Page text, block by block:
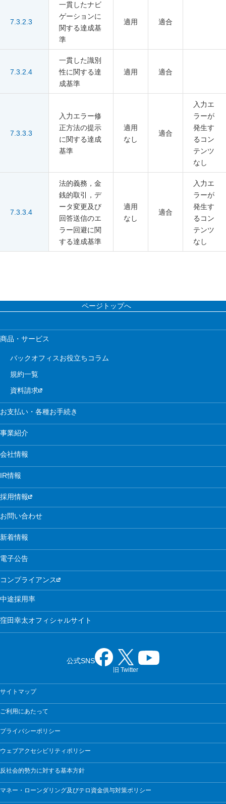
7.3.2.3
一貫したナビ
ゲーションに
関する達成基
準
適用 適合
7.3.2.4
一貫した識別
性に関する達
成基準
適用 適合
7.3.3.3
入力エラー修
正方法の提示
に関する達成
基準
適用
なし
適合
入力エ
ラーが
発生す
るコン
テンツ
なし
7.3.3.4
法的義務，金
銭的取引，デ
ータ変更及び
回答送信のエ
ラー回避に関
する達成基準
適用
なし
適合
入力エ
ラーが
発生す
るコン
テンツ
なし
ページトップへ
商品・サービス
バックオフィスお役立ちコラム
規約一覧
資料請求
お支払い・各種お手続き
事業紹介
会社情報
IR情報
採用情報
お問い合わせ
新着情報
電子公告
コンプライアンス
中途採用率
窪田幸太オフィシャルサイト
公式SNS
旧 Twitter
サイトマップ
ご利用にあたって
プライバシーポリシー
ウェブアクセシビリティポリシー
反社会的勢力に対する基本方針
マネー・ローンダリング及びテロ資金供与対策ポリシー